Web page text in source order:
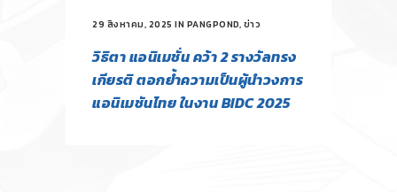
29 สิงหาคม, 2025 IN PANGPOND, ข่าว
วิธิตา แอนิเมชั่น คว้า 2 รางวัลทรง
เกียรติ ตอกย้ำความเป็นผู้นำวงการ
แอนิเมชันไทย ในงาน BIDC 2025